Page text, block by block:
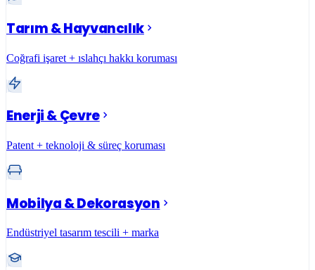
Tarım & Hayvancılık
Coğrafi işaret + ıslahçı hakkı koruması
Enerji & Çevre
Patent + teknoloji & süreç koruması
Mobilya & Dekorasyon
Endüstriyel tasarım tescili + marka